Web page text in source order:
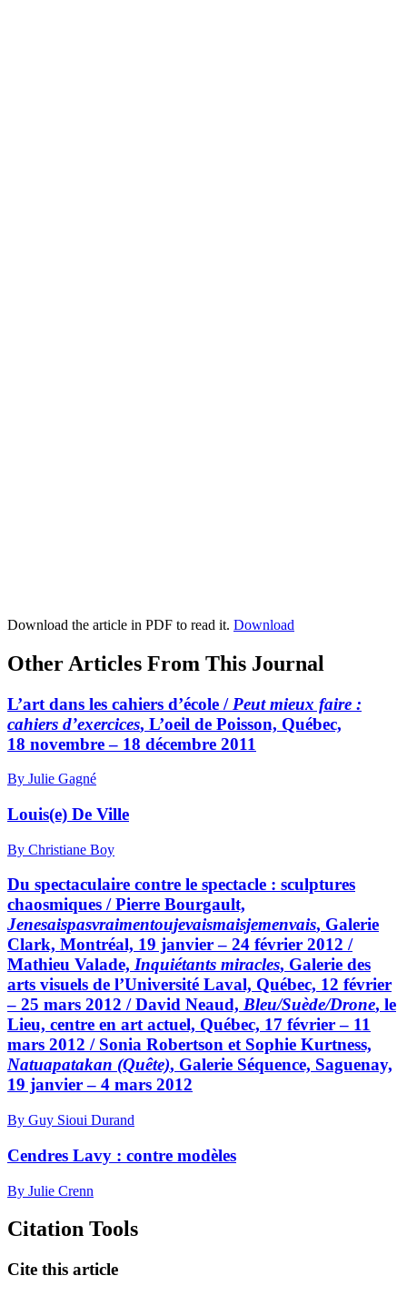
Download the article in PDF to read it. Download
Other Articles From This Journal
L’art dans les cahiers d’école / Peut mieux faire :
cahiers d’exercices, L’oeil de Poisson, Québec,
18 novembre – 18 décembre 2011
By Julie Gagné
Louis(e) De Ville
By Christiane Boy
Du spectaculaire contre le spectacle : sculptures
chaosmiques / Pierre Bourgault,
Jenesaispasvraimentoujevaismaisjemenvais, Galerie
Clark, Montréal, 19 janvier – 24 février 2012 /
Mathieu Valade, Inquiétants miracles, Galerie des
arts visuels de l’Université Laval, Québec, 12 février
– 25 mars 2012 / David Neaud, Bleu/Suède/Drone, le
Lieu, centre en art actuel, Québec, 17 février – 11
mars 2012 / Sonia Robertson et Sophie Kurtness,
Natuapatakan (Quête), Galerie Séquence, Saguenay,
19 janvier – 4 mars 2012
By Guy Sioui Durand
Cendres Lavy : contre modèles
By Julie Crenn
Citation Tools
Cite this article